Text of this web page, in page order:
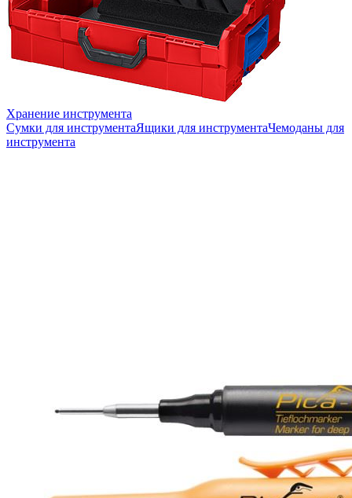
Хранение инструмента
Сумки для инструментаЯщики для инструментаЧемоданы для
инструмента